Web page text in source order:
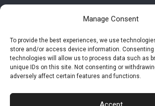
Manage Consent
To provide the best experiences, we use
store and/or access device information.
technologies will allow us to process data such as
unique IDs on this site. Not consenting or
adversely affect certain features and functions.
© 2025-2026 Pietro Greppi - Author of the CDE,
All rights reserved.
Studio Greppi di Pietro Greppi, P. IVA: 03814750273
Studio